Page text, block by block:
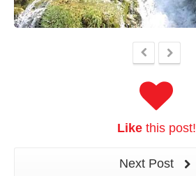
Likethis post!
Next Post